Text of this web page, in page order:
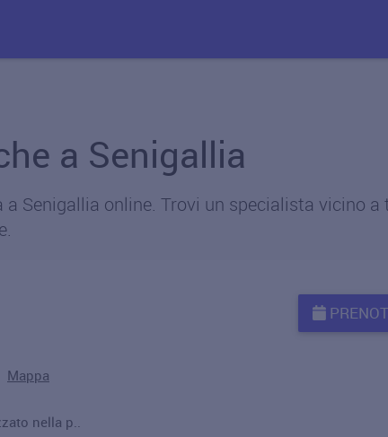
a Senigallia
Senigallia online. Trovi un specialista vicino
Mappa
nella p..